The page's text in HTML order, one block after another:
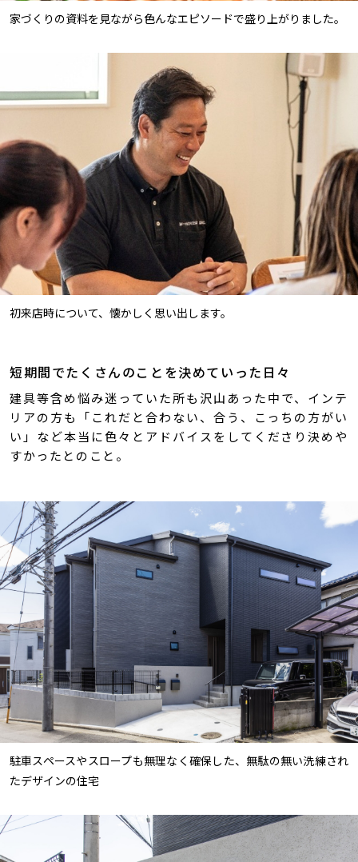
家づくりの資料を見ながら色んなエピソードで盛り上がりました。
初来店時について、懐かしく思い出します。
短期間でたくさんのことを決めていった日々
建具等含め悩み迷っていた所も沢山あった中で、インテ
リアの方も「これだと合わない、合う、こっちの方がい
い」など本当に色々とアドバイスをしてくださり決めや
すかったとのこと。
駐車スペースやスロープも無理なく確保した、無駄の無い洗練され
たデザインの住宅